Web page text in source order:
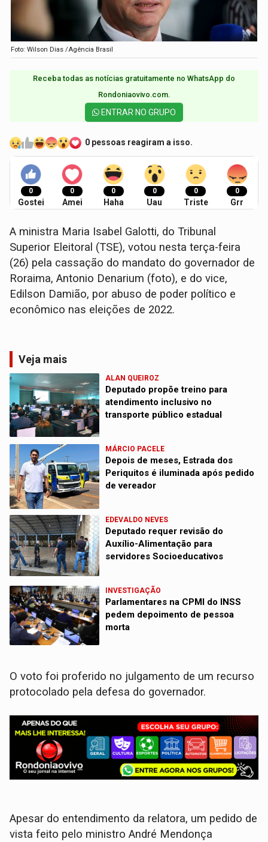
Foto: Wilson Dias /Agência Brasil
Receba todas as notícias gratuitamente no WhatsApp do
Rondoniaovivo.com.​
ENTRAR NO GRUPO
0 pessoas reagiram a isso.
0
Gostei
0
Amei
0
Haha
0
Uau
0
Triste
0
Grr
A ministra Maria Isabel Galotti, do Tribunal
Superior Eleitoral (TSE), votou nesta terça-feira
(26) pela cassação do mandato do governador de
Roraima, Antonio Denarium (foto), e do vice,
Edilson Damião, por abuso de poder político e
econômico nas eleições de 2022.
Veja mais
ALAN QUEIROZ
Deputado propõe treino para
atendimento inclusivo no
transporte público estadual
MÁRCIO PACELE
Depois de meses, Estrada dos
Periquitos é iluminada após pedido
de vereador
EDEVALDO NEVES
Deputado requer revisão do
Auxílio-Alimentação para
servidores Socioeducativos
INVESTIGAÇÃO
Parlamentares na CPMI do INSS
pedem depoimento de pessoa
morta
O voto foi proferido no julgamento de um recurso
protocolado pela defesa do governador.
Apesar do entendimento da relatora, um pedido de
vista feito pelo ministro André Mendonça